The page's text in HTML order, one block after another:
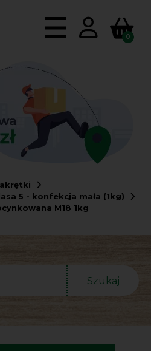
0
5 - konfekcja mała (1kg)
M18 1kg
Szukaj